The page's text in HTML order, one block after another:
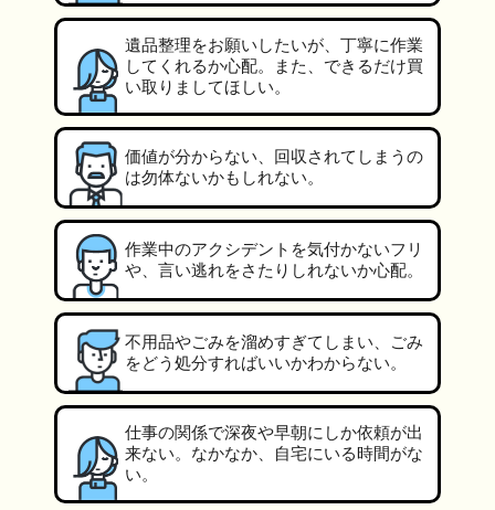
遺品整理をお願いしたいが、丁寧に作業
してくれるか心配。また、できるだけ買
い取りましてほしい。
価値が分からない、回収されてしまうの
は勿体ないかもしれない。
作業中のアクシデントを気付かないフリ
や、言い逃れをさたりしれないか心配。
不用品やごみを溜めすぎてしまい、ごみ
をどう処分すればいいかわからない。
仕事の関係で深夜や早朝にしか依頼が出
来ない。なかなか、自宅にいる時間がな
い。